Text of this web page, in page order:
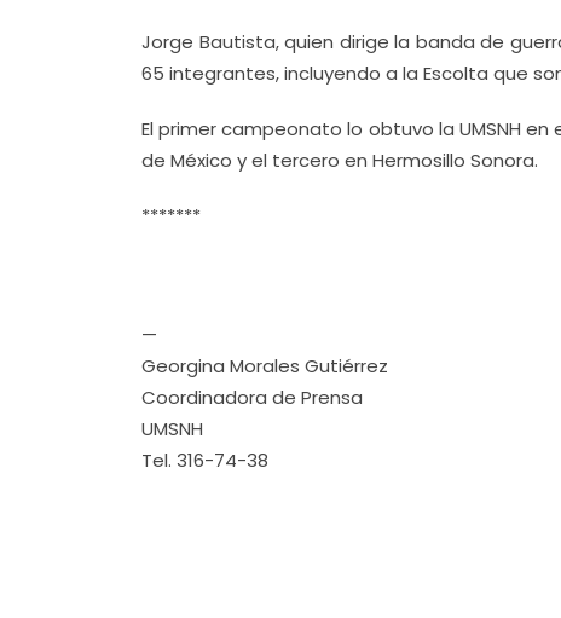
Jorge Bautista, quien dirige la banda de
65 integrantes, incluyendo a la Escolta que
El primer campeonato lo obtuvo la UMSNH en
de México y el tercero en Hermosillo Sonora.
*******
—
Georgina Morales Gutiérrez
Coordinadora de Prensa
UMSNH
Tel. 316-74-38